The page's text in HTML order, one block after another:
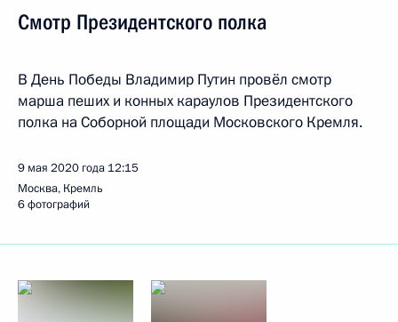
Смотр Президентского полка
В День Победы Владимир Путин провёл смотр
марша пеших и конных караулов Президентского
полка на Соборной площади Московского Кремля.
9 мая 2020 года 12:15
Москва, Кремль
6 фотографий